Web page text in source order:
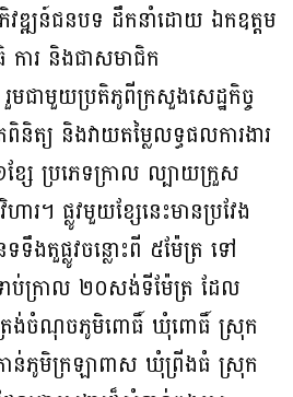
ឌ្ឍន៍ជនបទ ដឹកនាំដោយ ឯកឧត្តម
ការ និងជាសមាជិក
រួមជាមួយប្រតិភូពីក្រសួងសេដ្ឋកិច្ច
និត្យ និងវាយតម្លៃលទ្ធផលការងារ
សែ ប្រភេទក្រាល ល្បាយក្រួស
ារ។ ផ្លូវមួយខ្សែនេះមានប្រវែង
ងតួផ្លូវចន្លោះពី ៥ម៉ែត្រ ទៅ
ប់ក្រាល ២០សង់ទីម៉ែត្រ ដែល
ត្រង់ចំណុចភូមិពោធិ៍ ឃុំពោធិ៍ ស្រុក
ាន់ភូមិក្រឡាពាស ឃុំព្រីងធំ ស្រុក